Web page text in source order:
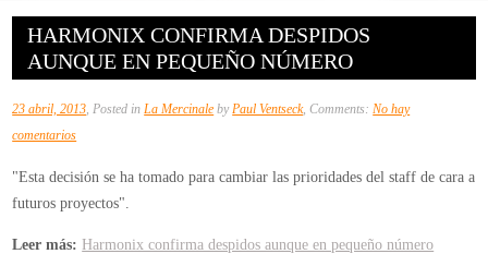
HARMONIX CONFIRMA DESPIDOS
AUNQUE EN PEQUEÑO NÚMERO
23 abril, 2013, Posted inLa Mercinale byPaul Ventseck, Comments:No hay
comentariosen
confirma
despidos
aunque
"Esta decisión se ha tomado para cambiar las prioridades del staff de cara a
futuros proyectos".
Leer más: Harmonix confirma despidos aunque en pequeño número